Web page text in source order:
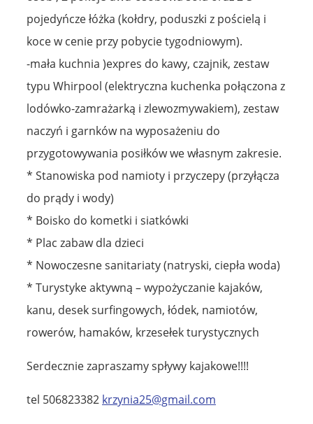
pojedyńcze łóżka (kołdry, poduszki z pościelą i
koce w cenie przy pobycie tygodniowym).
-mała kuchnia )expres do kawy, czajnik, zestaw
typu Whirpool (elektryczna kuchenka połączona z
lodówko-zamrażarką i zlewozmywakiem), zestaw
naczyń i garnków na wyposażeniu do
przygotowywania posiłków we własnym zakresie.
* Stanowiska pod namioty i przyczepy (przyłącza
do prądy i wody)
* Boisko do kometki i siatkówki
* Plac zabaw dla dzieci
* Nowoczesne sanitariaty (natryski, ciepła woda)
* Turystyke aktywną – wypożyczanie kajaków,
kanu, desek surfingowych, łódek, namiotów,
rowerów, hamaków, krzesełek turystycznych
Serdecznie zapraszamy spływy kajakowe!!!!
tel 506823382 krzynia25@gmail.com